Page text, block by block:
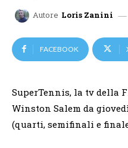
Autore Loris Zanini
FACEBOOK
SuperTennis, la tv della
Winston Salem da
(quarti, semifinali e